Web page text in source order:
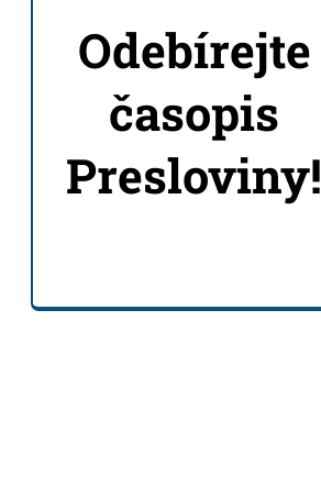
Odebírejte
časopis
Presloviny!